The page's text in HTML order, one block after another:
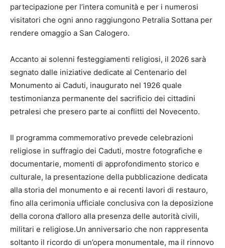
partecipazione per l’intera comunità e per i numerosi
visitatori che ogni anno raggiungono Petralia Sottana per
rendere omaggio a San Calogero.
Accanto ai solenni festeggiamenti religiosi, il 2026 sarà
segnato dalle iniziative dedicate al Centenario del
Monumento ai Caduti, inaugurato nel 1926 quale
testimonianza permanente del sacrificio dei cittadini
petralesi che presero parte ai conflitti del Novecento.
Il programma commemorativo prevede celebrazioni
religiose in suffragio dei Caduti, mostre fotografiche e
documentarie, momenti di approfondimento storico e
culturale, la presentazione della pubblicazione dedicata
alla storia del monumento e ai recenti lavori di restauro,
fino alla cerimonia ufficiale conclusiva con la deposizione
della corona d’alloro alla presenza delle autorità civili,
militari e religiose.Un anniversario che non rappresenta
soltanto il ricordo di un’opera monumentale, ma il rinnovo